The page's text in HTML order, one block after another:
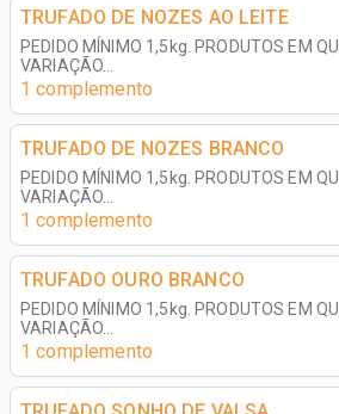
TRUFADO DE NOZES AO LEITE
PEDIDO MÍNIMO 1,5kg. PRODUTOS EM
VARIAÇÃO...
1 complemento
TRUFADO DE NOZES BRANCO
PEDIDO MÍNIMO 1,5kg. PRODUTOS EM
VARIAÇÃO...
1 complemento
TRUFADO OURO BRANCO
PEDIDO MÍNIMO 1,5kg. PRODUTOS EM
VARIAÇÃO...
1 complemento